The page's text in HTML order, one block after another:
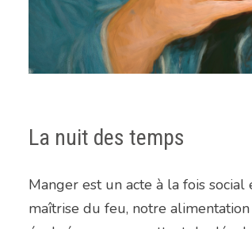
La nuit des temps
Manger est un acte à la fois
maîtrise du feu, notre